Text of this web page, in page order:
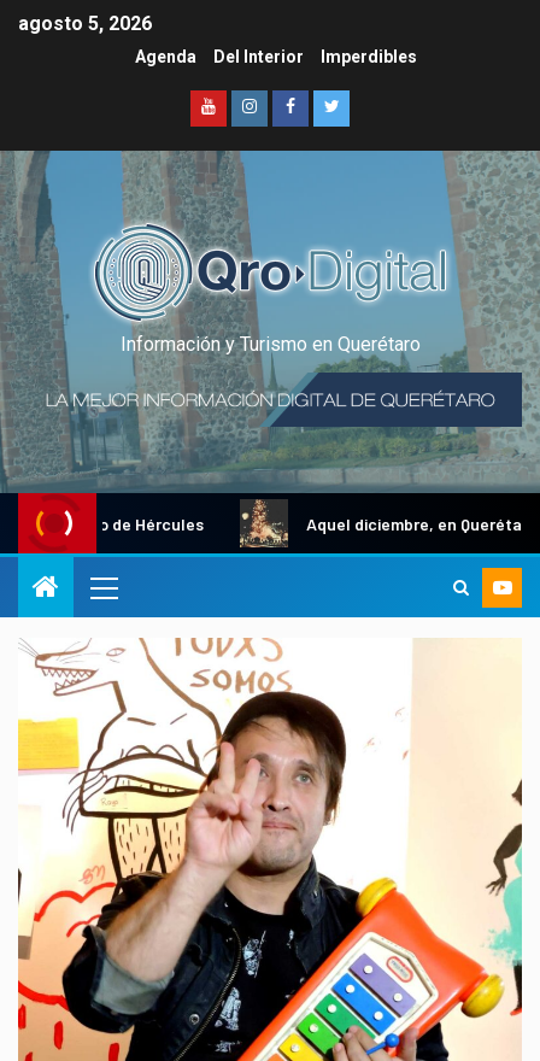
agosto 5, 2026
Agenda Del Interior Imperdibles
Información y Turismo en Querétaro
Gallo de Hércules Aquel diciembre, en Querétaro